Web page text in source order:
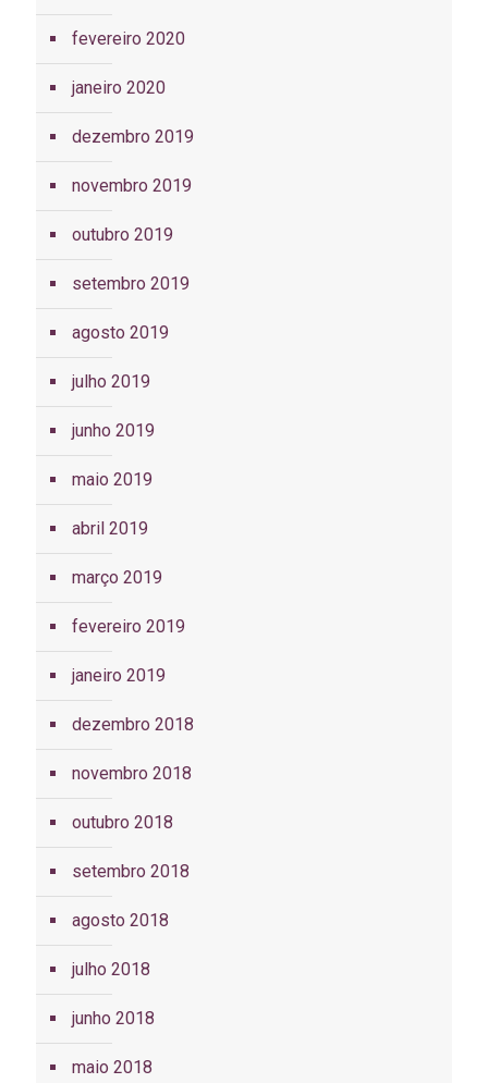
fevereiro 2020
janeiro 2020
dezembro 2019
novembro 2019
outubro 2019
setembro 2019
agosto 2019
julho 2019
junho 2019
maio 2019
abril 2019
março 2019
fevereiro 2019
janeiro 2019
dezembro 2018
novembro 2018
outubro 2018
setembro 2018
agosto 2018
julho 2018
junho 2018
maio 2018